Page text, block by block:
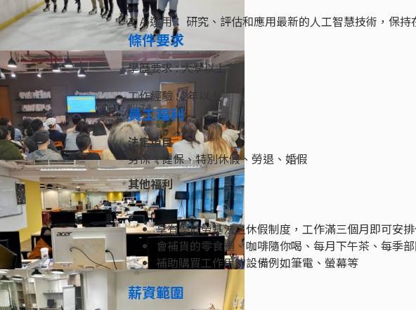
4. AI運用： 研究、評估和應用最新的人工智慧技術，保持
條件要求
學歷要求 : 大學以上
工作經驗 : 2年以上
員工福利
法定項目
勞保、健保、特別休假、勞退、婚假
其他福利
享有優於勞基法之休假制度，工作滿三個月即可安
會補貨的零食櫃、咖啡隨你喝、每月下午茶、每季
補助購買工作用的設備例如筆電、螢幕等
薪資範圍